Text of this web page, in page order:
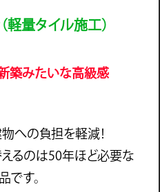
軽量タイル施工）
築みたいな高級感
への負担を軽減！
えるのは50年ほど必要な
です。